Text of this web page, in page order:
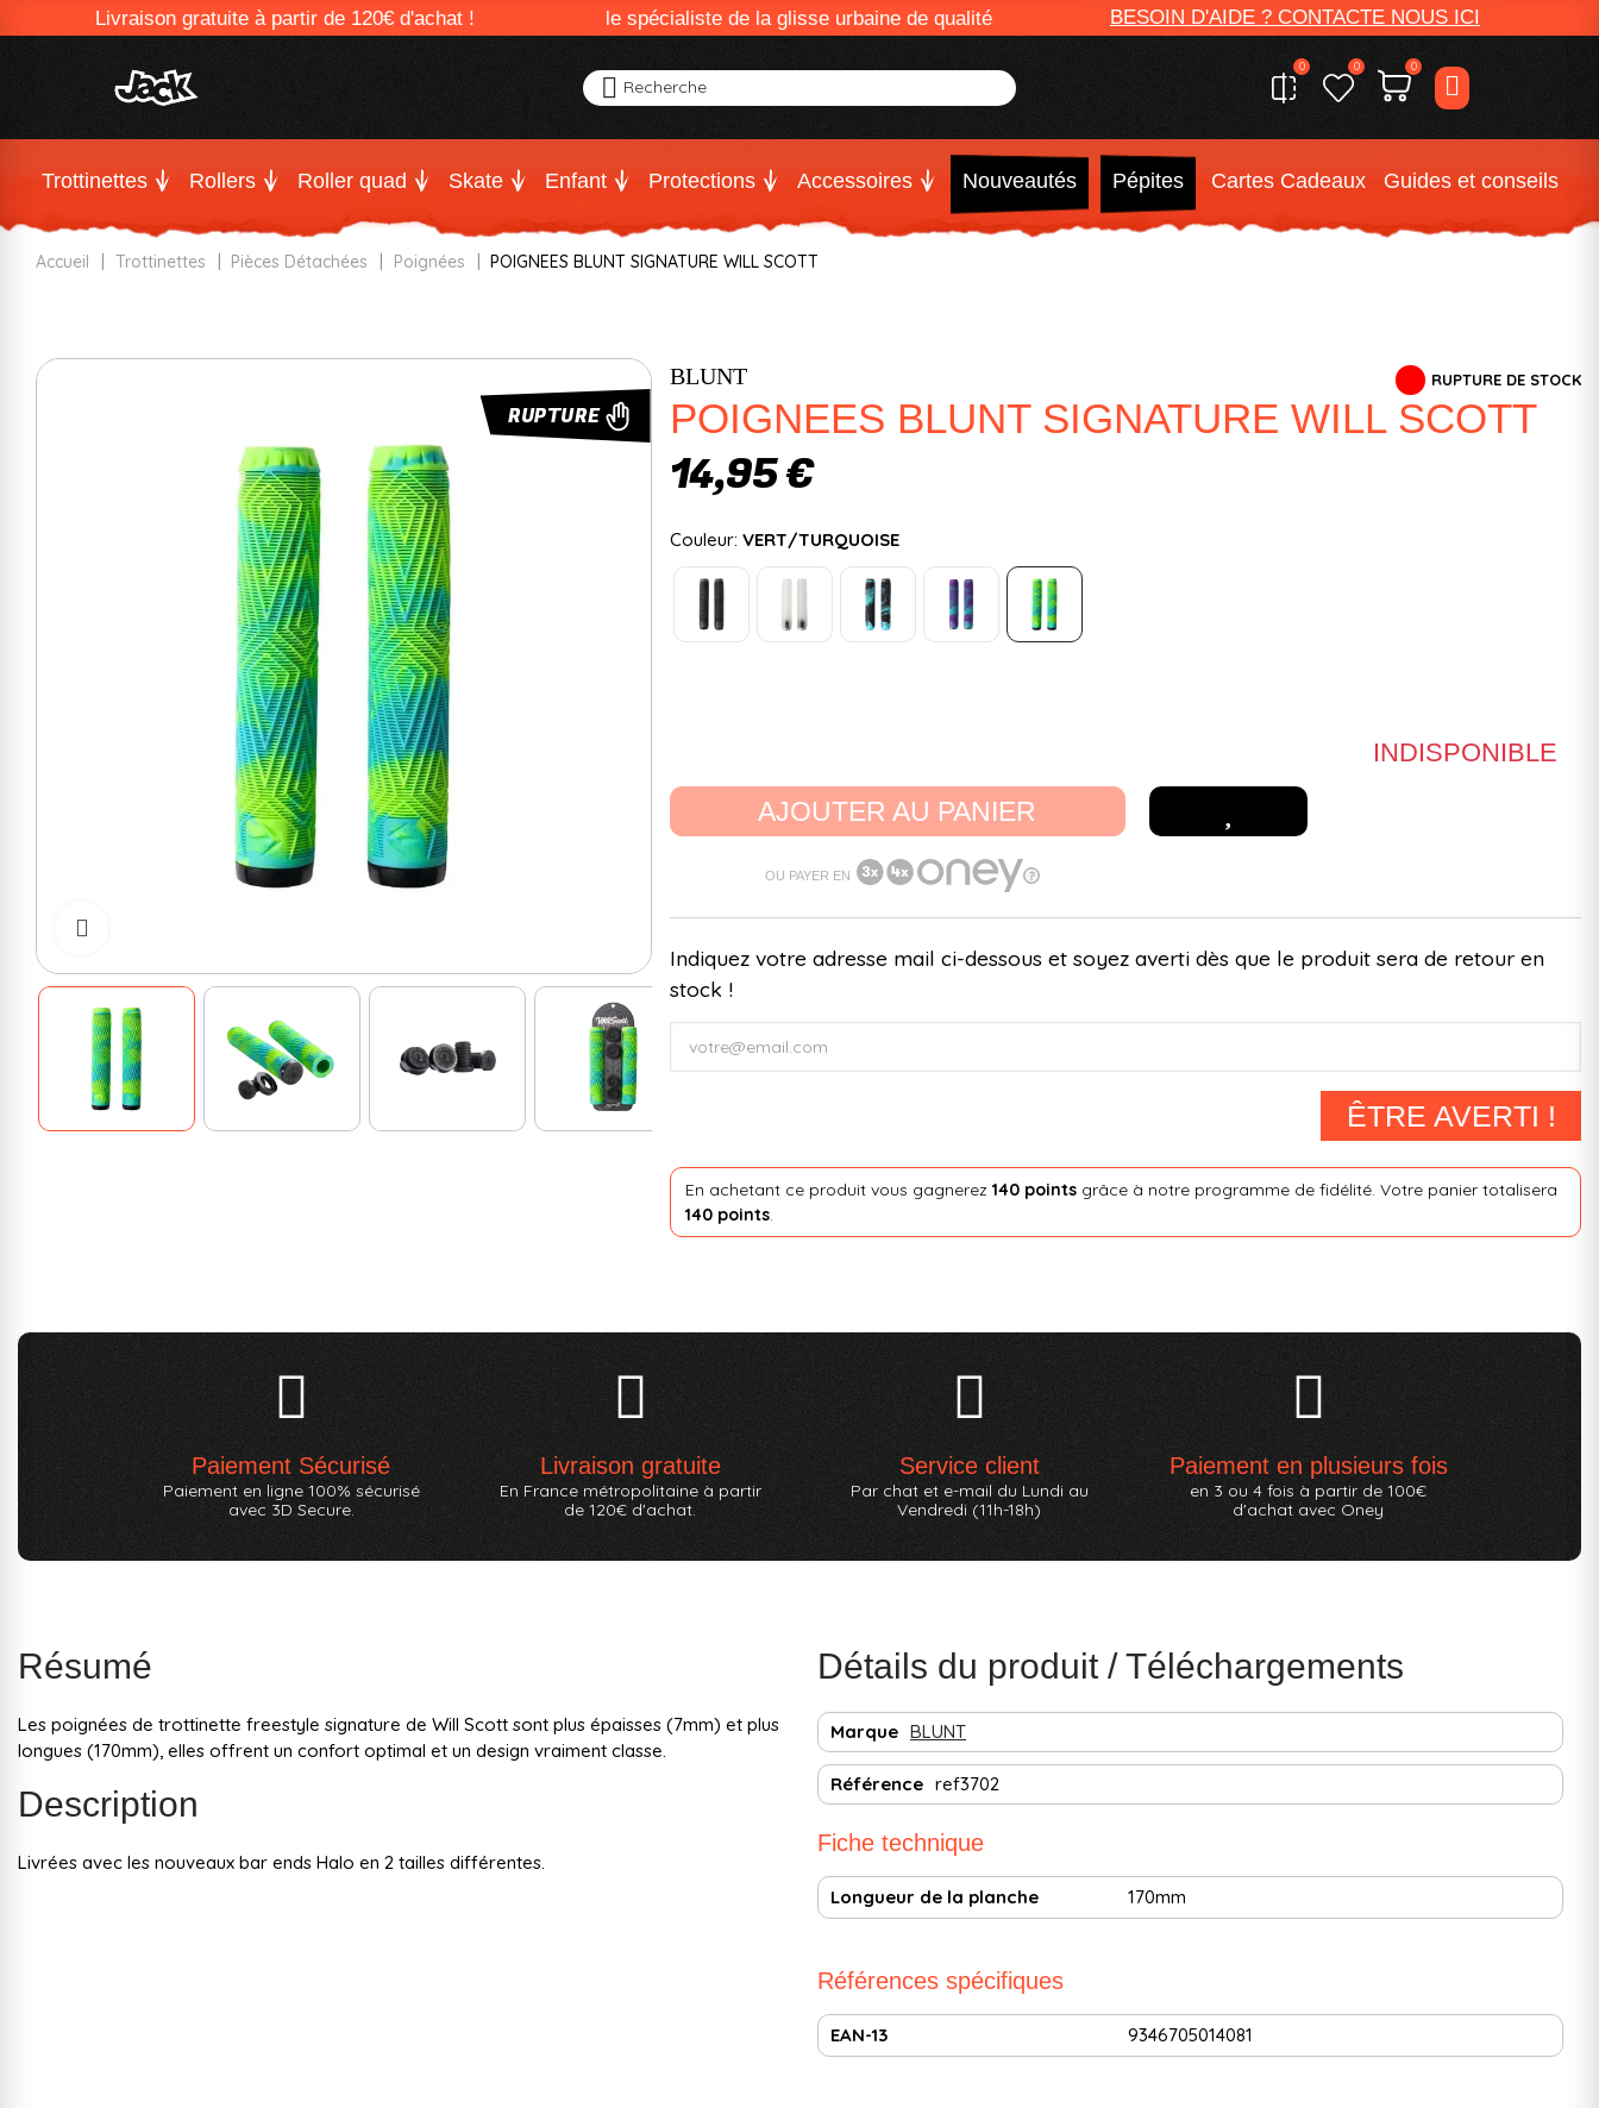
Livraison gratuite à partir de 120€ d'achat ! le spécialiste de la glisse urbaine de qualité BESOIN D'AIDE ? CONTACTE NOUS ICI
Recherche
0 0 0
Trottinettes Rollers Roller quad Skate Enfant Protections Accessoires Nouveautés Pépites Cartes Cadeaux Guides et conseils
Accueil Trottinettes Pièces Détachées Poignées POIGNEES BLUNT SIGNATURE WILL SCOTT
RUPTURE
RUPTURE DE STOCK
BLUNT
POIGNEES BLUNT SIGNATURE WILL SCOTT
14,95 €
Couleur: VERT/TURQUOISE
INDISPONIBLE
AJOUTER AU PANIER
OU PAYER EN
Indiquez votre adresse mail ci-dessous et soyez averti dès que le produit sera de retour en
stock !
ÊTRE AVERTI !
En achetant ce produit vous gagnerez 140 points grâce à notre programme de fidélité. Votre panier totalisera
140 points.
Paiement Sécurisé
Paiement en ligne 100% sécurisé
avec 3D Secure.
Livraison gratuite
En France métropolitaine à partir
de 120€ d'achat.
Service client
Par chat et e-mail du Lundi au
Vendredi (11h-18h)
Paiement en plusieurs fois
en 3 ou 4 fois à partir de 100€
d'achat avec Oney
Résumé
Les poignées de trottinette freestyle signature de Will Scott sont plus épaisses (7mm) et plus
longues (170mm), elles offrent un confort optimal et un design vraiment classe.
Description
Livrées avec les nouveaux bar ends Halo en 2 tailles différentes.
Détails du produit / Téléchargements
Marque BLUNT
Référence ref3702
Fiche technique
Longueur de la planche 170mm
Références spécifiques
EAN-13 9346705014081